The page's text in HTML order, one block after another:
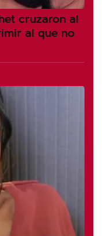
cruzaron al
al que no